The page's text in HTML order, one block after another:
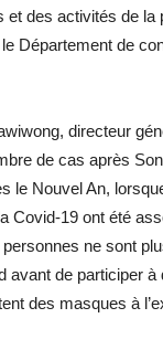
et des activités de la
Département de
directeur
de cas après
le Nouvel An,
Covid-19 ont été
ne sont
avant de participer
des masques à